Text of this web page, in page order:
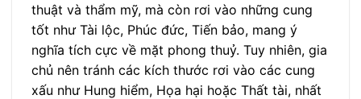
thuật và thẩm mỹ, mà còn rơi vào những cung
tốt như Tài lộc, Phúc đức, Tiến bảo, mang ý
nghĩa tích cực về mặt phong thuỷ. Tuy nhiên, gia
chủ nên tránh các kích thước rơi vào các cung
xấu như Hung hiểm, Họa hại hoặc Thất tài, nhất